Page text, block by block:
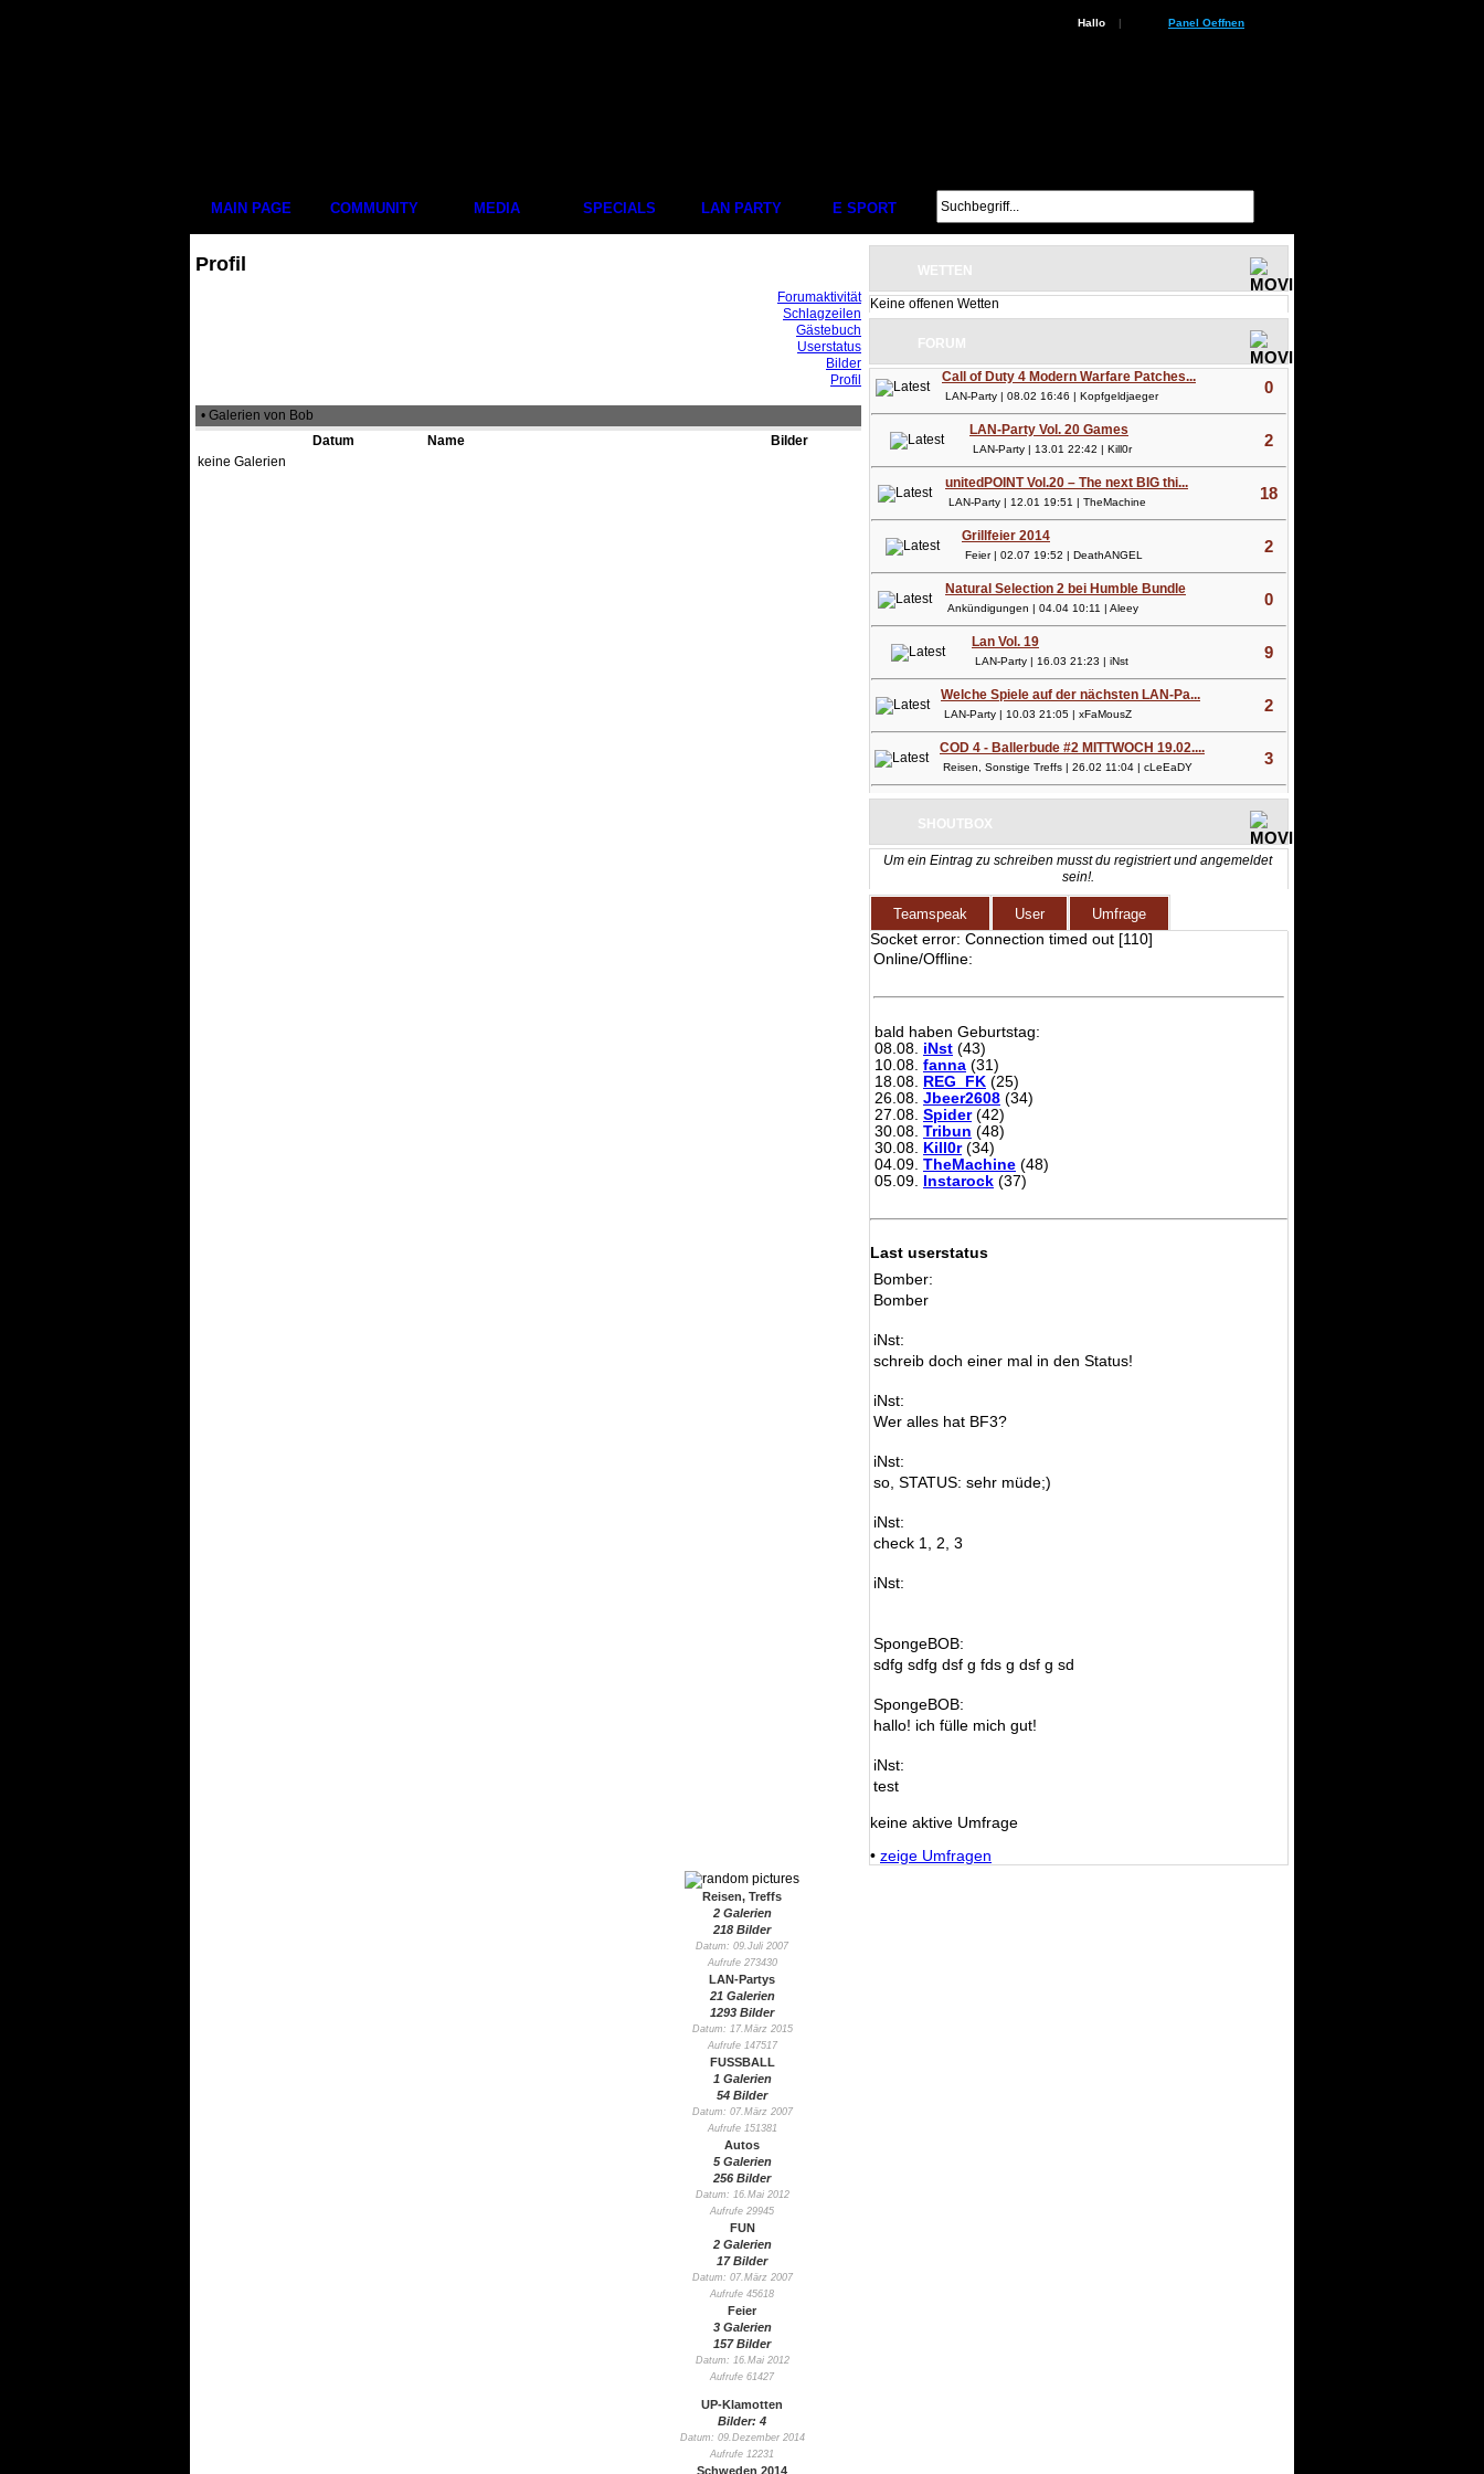
Hallo | Panel Oeffnen
MAIN PAGE COMMUNITY MEDIA SPECIALS LAN PARTY E SPORT
Profil
Forumaktivität
Schlagzeilen
Gästebuch
Userstatus
Bilder
Profil
• Galerien von Bob
Datum
Name
Bilder
keine Galerien
WETTEN
Keine offenen Wetten
FORUM
Call of Duty 4 Modern Warfare Patches...
0
LAN-Party | 08.02 16:46 | Kopfgeldjaeger
LAN-Party Vol. 20 Games
2
LAN-Party | 13.01 22:42 | Kill0r
unitedPOINT Vol.20 – The next BIG thi...
18
LAN-Party | 12.01 19:51 | TheMachine
Grillfeier 2014
2
Feier | 02.07 19:52 | DeathANGEL
Natural Selection 2 bei Humble Bundle
0
Ankündigungen | 04.04 10:11 | Aleey
Lan Vol. 19
9
LAN-Party | 16.03 21:23 | iNst
Welche Spiele auf der nächsten LAN-Pa...
2
LAN-Party | 10.03 21:05 | xFaMousZ
COD 4 - Ballerbude #2 MITTWOCH 19.02....
3
Reisen, Sonstige Treffs | 26.02 11:04 | cLeEaDY
SHOUTBOX
Um ein Eintrag zu schreiben musst du registriert und angemeldet
sein!.
Teamspeak User Umfrage
Socket error: Connection timed out [110]
Online/Offline:
bald haben Geburtstag:
08.08. iNst (43)
10.08. fanna (31)
18.08. REG_FK (25)
26.08. Jbeer2608 (34)
27.08. Spider(42)
30.08. Tribun (48)
30.08. Kill0r(34)
04.09. TheMachine (48)
05.09. Instarock (37)
Last userstatus
Bomber:
Bomber
iNst:
schreib doch einer mal in den Status!
iNst:
Wer alles hat BF3?
iNst:
so, STATUS: sehr müde;)
iNst:
check 1, 2, 3
iNst:
SpongeBOB:
sdfg sdfg dsf g fds g dsf g sd
SpongeBOB:
hallo! ich fülle mich gut!
iNst:
test
keine aktive Umfrage
• zeige Umfragen
Reisen, Treffs
2 Galerien
218 Bilder
Datum: 09.Juli 2007
Aufrufe 273430
LAN-Partys
21 Galerien
1293 Bilder
Datum: 17.März 2015
Aufrufe 147517
FUSSBALL
1 Galerien
54 Bilder
Datum: 07.März 2007
Aufrufe 151381
Autos
5 Galerien
256 Bilder
Datum: 16.Mai 2012
Aufrufe 29945
FUN
2 Galerien
17 Bilder
Datum: 07.März 2007
Aufrufe 45618
Feier
3 Galerien
157 Bilder
Datum: 16.Mai 2012
Aufrufe 61427
UP-Klamotten
Bilder: 4
Datum: 09.Dezember 2014
Aufrufe 12231
Schweden 2014